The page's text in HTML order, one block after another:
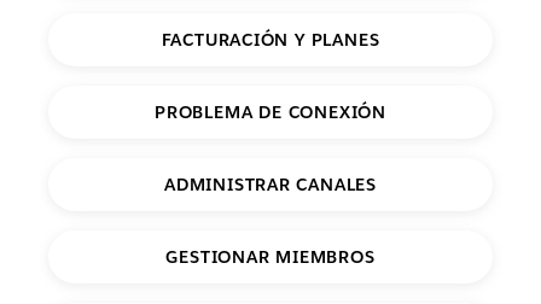
FACTURACIÓN Y PLANES
PROBLEMA DE CONEXIÓN
ADMINISTRAR CANALES
GESTIONAR MIEMBROS